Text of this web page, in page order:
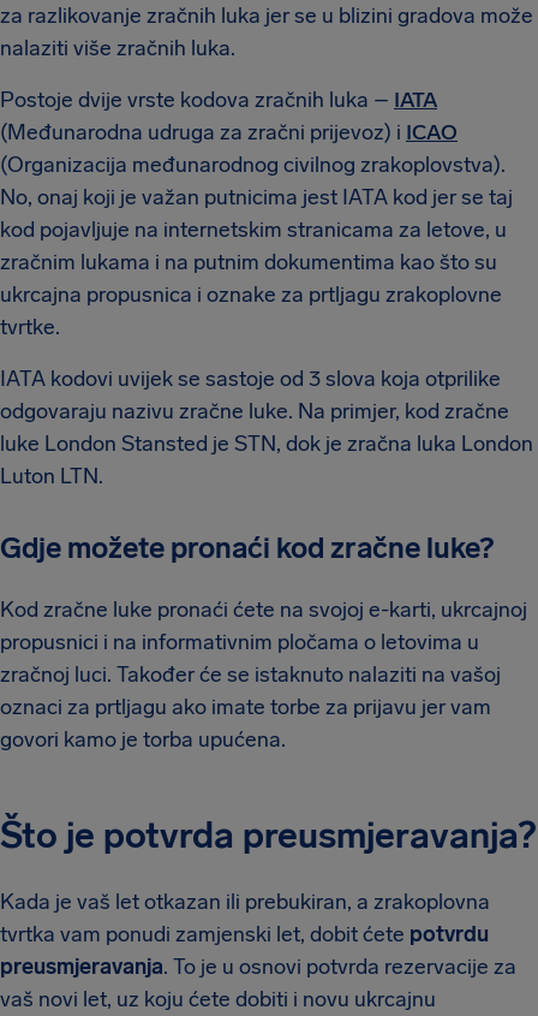
za razlikovanje zračnih luka jer se u blizini gradova može
nalaziti više zračnih luka.
Postoje dvije vrste kodova zračnih luka – IATA
(Međunarodna udruga za zračni prijevoz) i ICAO
(Organizacija međunarodnog civilnog zrakoplovstva).
No, onaj koji je važan putnicima jest IATA kod jer se taj
kod pojavljuje na internetskim stranicama za letove, u
zračnim lukama i na putnim dokumentima kao što su
ukrcajna propusnica i oznake za prtljagu zrakoplovne
tvrtke.
IATA kodovi uvijek se sastoje od 3 slova koja otprilike
odgovaraju nazivu zračne luke. Na primjer, kod zračne
luke London Stansted je STN, dok je zračna luka London
Luton LTN.
Gdje možete pronaći kod zračne luke?
Kod zračne luke pronaći ćete na svojoj e-karti, ukrcajnoj
propusnici i na informativnim pločama o letovima u
zračnoj luci. Također će se istaknuto nalaziti na vašoj
oznaci za prtljagu ako imate torbe za prijavu jer vam
govori kamo je torba upućena.
Što je potvrda preusmjeravanja?
Kada je vaš let otkazan ili prebukiran, a zrakoplovna
tvrtka vam ponudi zamjenski let, dobit ćete potvrdu
preusmjeravanja. To je u osnovi potvrda rezervacije za
vaš novi let, uz koju ćete dobiti i novu ukrcajnu